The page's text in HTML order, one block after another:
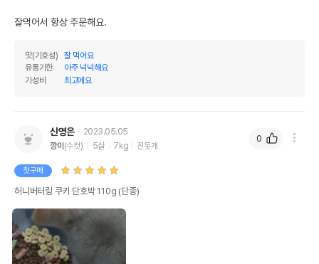
잘먹어서 항상 주문해요.
맛(기호성)
잘 먹어요
유통기한
아주 넉넉해요
가성비
최고에요
신영은
2023.05.05
깡이(수컷) 5살 7kg 진돗개
첫구매
허니버터링 쿠키 단호박 110g (단종)
0